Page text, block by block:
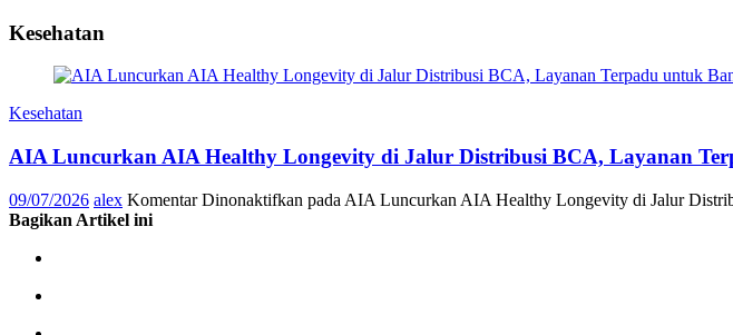
Kesehatan
Kesehatan
AIA Luncurkan AIA Healthy Longevity di Jalur Distribusi BCA, Layanan
09/07/2026 alex Komentar Dinonaktifkan pada AIA Luncurkan AIA Healthy Longevity di Jalur
Bagikan Artikel ini